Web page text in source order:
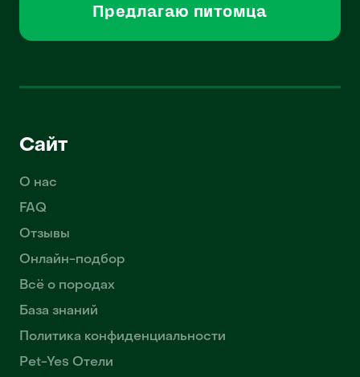
Предлагаю питомца
Сайт
О нас
FAQ
Отзывы
Онлайн-подбор
Всё о породах
База знаний
Политика конфиденциальности
Pet-Yes Отели